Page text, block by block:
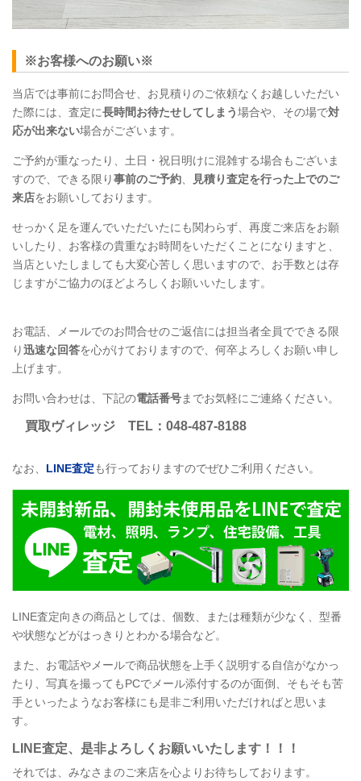
※お客様へのお願い※
当店では事前にお問合せ、お見積りのご依頼なくお越しいただい
た際には、査定に長時間お待たせしてしまう場合や、その場で対
応が出来ない場合がございます。
ご予約が重なったり、土日・祝日明けに混雑する場合もございま
すので、できる限り事前のご予約
見積り査定を行った上でのご
来店をお願いしております。
せっかく足を運んでいただいたにも関わらず、再度ご来店をお願
いしたり、お客様の貴重なお時間をいただくことになりますと、
当店といたしましても大変心苦しく思いますので、お手数とは存
じますがご協力のほどよろしくお願いいたします。
お電話、メールでのお問合せのご返信には担当者全員でできる限
り迅速な回答を心がけておりますので、何卒よろしくお願い申し
上げます。
お問い合わせは、下記の電話番号までお気軽にご連絡ください。
買取ヴィレッジ TEL ：048-487-8188
なお、 LINE査定も行っておりますのでぜひご利用ください。
LINE査定向きの商品としては、個数、または種類が少なく、型番
や状態などがはっきりとわかる場合など。
また、お電話やメールで商品状態を上手く説明する自信がなかっ
たり、写真を撮ってもPCでメール添付するのが面倒、そもそも苦
手といったようなお客様にも是非ご利用いただければと思いま
す。
LINE査定、是非よろしくお願いいたします！！！
それでは、みなさまのご来店を心よりお待ちしております。